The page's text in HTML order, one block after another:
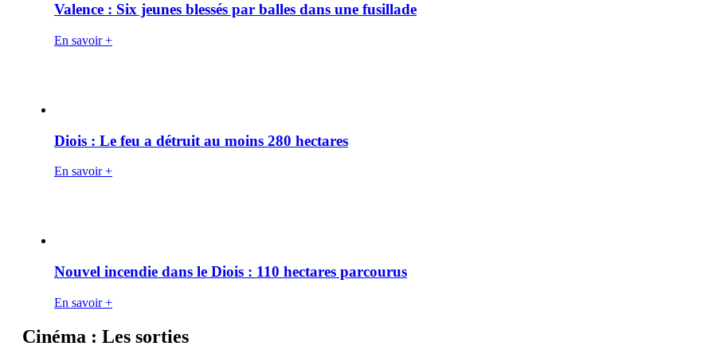
Valence : Six jeunes blessés par balles dans une fusillade
En savoir +
Diois : Le feu a détruit au moins 280 hectares
En savoir +
Nouvel incendie dans le Diois : 110 hectares parcourus
En savoir +
Cinéma : Les sorties